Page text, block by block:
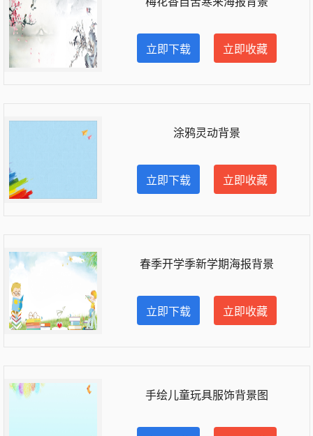
立即下载 立即收藏
涂鸦灵动背景
立即下载 立即收藏
春季开学季新学期海报背景
立即下载 立即收藏
手绘儿童玩具服饰背景图